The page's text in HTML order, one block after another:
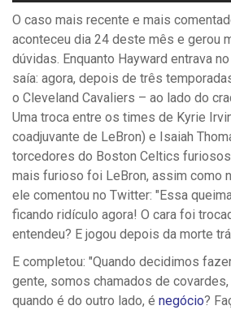
O caso mais recente e mais
aconteceu dia 24 deste mês e gerou
dúvidas. Enquanto Hayward entrava
saía: agora, depois de três
o Cleveland Cavaliers – ao lado do
Uma troca entre os times de Kyrie
coadjuvante de LeBron) e Isaiah
torcedores do Boston Celtics
mais furioso foi LeBron, assim como
ele comentou no Twitter: " Essa
ficando ridículo agora! O cara foi
entendeu? E jogou depois da morte
E completou: "Quando decidimos
gente, somos chamados de
quando é do outro lado, é negócio?